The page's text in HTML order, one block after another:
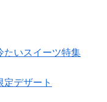
たいスイーツ特集
定デザート